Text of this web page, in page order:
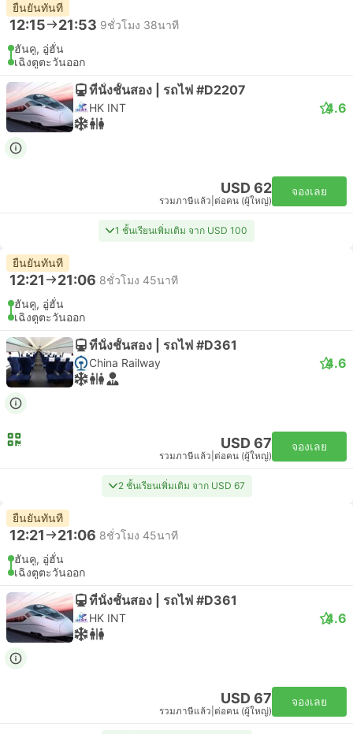
ยืนยันทันที
12:15 21:53 9ชั่วโมง 38นาที
ฮันคู, อู่ฮั่น
เฉิงตูตะวันออก
ที่นั่งชั้นสอง | รถไฟ #D2207
HK INT 4.6
USD 62
รวมภาษีแล้ว ต่อคน (ผู้ใหญ่)
จองเลย
1 ชั้นเรียนเพิ่มเติม จาก USD 100
ยืนยันทันที
12:21 21:06 8ชั่วโมง 45นาที
ฮันคู, อู่ฮั่น
เฉิงตูตะวันออก
ที่นั่งชั้นสอง | รถไฟ #D361
China Railway 4.6
USD 67
รวมภาษีแล้ว ต่อคน (ผู้ใหญ่)
จองเลย
2 ชั้นเรียนเพิ่มเติม จาก USD 67
ยืนยันทันที
12:21 21:06 8ชั่วโมง 45นาที
ฮันคู, อู่ฮั่น
เฉิงตูตะวันออก
ที่นั่งชั้นสอง | รถไฟ #D361
HK INT 4.6
USD 67
รวมภาษีแล้ว ต่อคน (ผู้ใหญ่)
จองเลย